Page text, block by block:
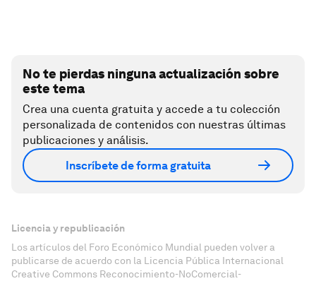
No te pierdas ninguna actualización sobre
este tema
Crea una cuenta gratuita y accede a tu colección
personalizada de contenidos con nuestras últimas
publicaciones y análisis.
Inscríbete de forma gratuita
Licencia y republicación
Los artículos del Foro Económico Mundial pueden volver a
publicarse de acuerdo con la Licencia Pública Internacional
Creative Commons Reconocimiento-NoComercial-